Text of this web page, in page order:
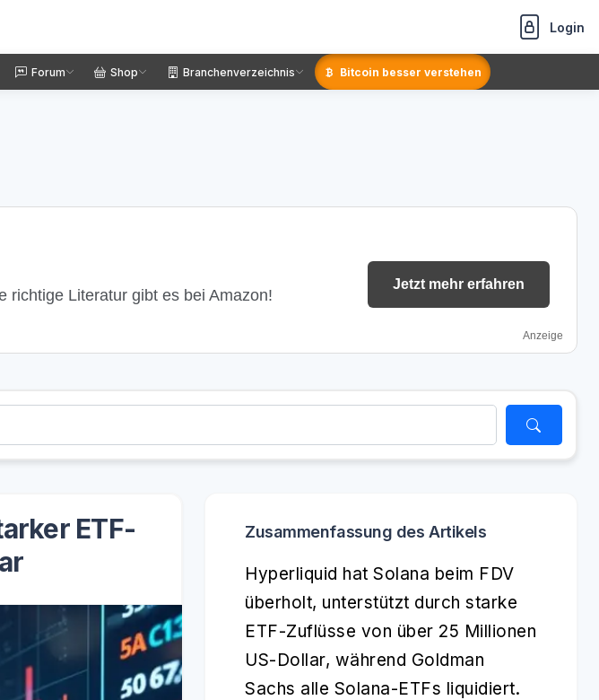
Login
Forum Shop Branchenverzeichnis Bitcoin besser verstehen
richtige Literatur gibt es bei Amazon!
Jetzt mehr erfahren
Anzeige
ETF-
Zusammenfassung des Artikels
Hyperliquid hat Solana beim FDV
überholt, unterstützt durch starke
ETF-Zuflüsse von über 25 Millionen
US-Dollar, während Goldman
Sachs alle Solana-ETFs liquidiert.